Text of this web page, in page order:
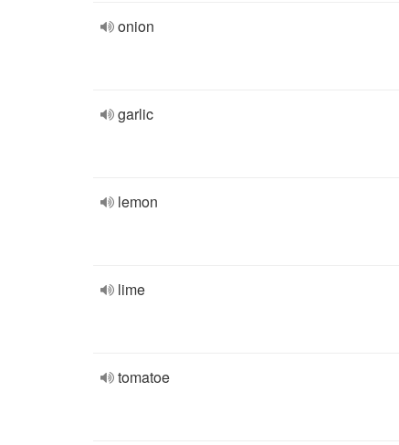
onion
garlic
lemon
lime
tomatoe